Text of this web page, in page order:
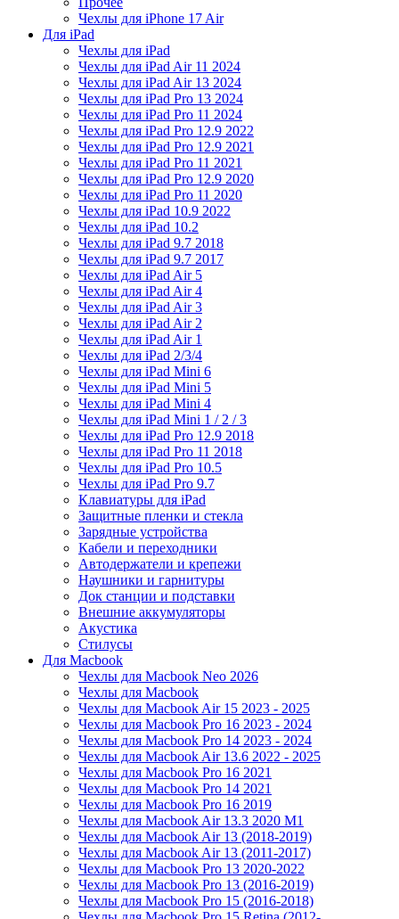
Чехлы для iPhone 17 Air
Для iPad
Чехлы для iPad
Чехлы для iPad Air 11 2024
Чехлы для iPad Air 13 2024
Чехлы для iPad Pro 13 2024
Чехлы для iPad Pro 11 2024
Чехлы для iPad Pro 12.9 2022
Чехлы для iPad Pro 12.9 2021
Чехлы для iPad Pro 11 2021
Чехлы для iPad Pro 12.9 2020
Чехлы для iPad Pro 11 2020
Чехлы для iPad 10.9 2022
Чехлы для iPad 10.2
Чехлы для iPad 9.7 2018
Чехлы для iPad 9.7 2017
Чехлы для iPad Air 5
Чехлы для iPad Air 4
Чехлы для iPad Air 3
Чехлы для iPad Air 2
Чехлы для iPad Air 1
Чехлы для iPad 2/3/4
Чехлы для iPad Mini 6
Чехлы для iPad Mini 5
Чехлы для iPad Mini 4
Чехлы для iPad Mini 1 / 2 / 3
Чехлы для iPad Pro 12.9 2018
Чехлы для iPad Pro 11 2018
Чехлы для iPad Pro 10.5
Чехлы для iPad Pro 9.7
Клавиатуры для iPad
Защитные пленки и стекла
Зарядные устройства
Кабели и переходники
Автодержатели и крепежи
Наушники и гарнитуры
Док станции и подставки
Внешние аккумуляторы
Акустика
Стилусы
Для Macbook
Чехлы для Macbook Neo 2026
Чехлы для Macbook
Чехлы для Macbook Air 15 2023 - 2025
Чехлы для Macbook Pro 16 2023 - 2024
Чехлы для Macbook Pro 14 2023 - 2024
Чехлы для Macbook Air 13.6 2022 - 2025
Чехлы для Macbook Pro 16 2021
Чехлы для Macbook Pro 14 2021
Чехлы для Macbook Pro 16 2019
Чехлы для Macbook Air 13.3 2020 M1
Чехлы для Macbook Air 13 (2018-2019)
Чехлы для Macbook Air 13 (2011-2017)
Чехлы для Macbook Pro 13 2020-2022
Чехлы для Macbook Pro 13 (2016-2019)
Чехлы для Macbook Pro 15 (2016-2018)